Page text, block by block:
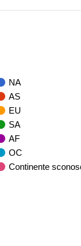
NA
AS
EU
SA
AF
OC
Continente